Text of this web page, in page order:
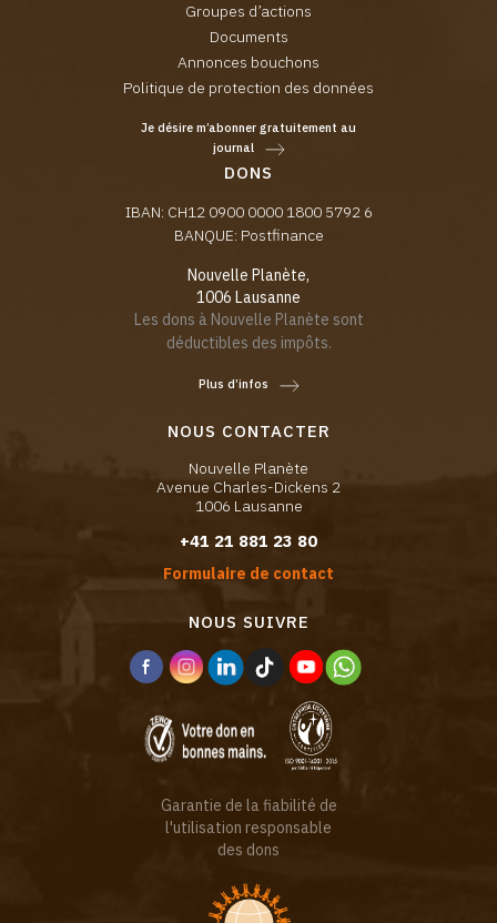
Groupes d’actions
Documents
Annonces bouchons
Politique de protection des données
Je désire m’abonner gratuitement au
journal
DONS
IBAN: CH12 0900 0000 1800 5792 6
BANQUE: Postfinance
Nouvelle Planète,
1006 Lausanne
Les dons à Nouvelle Planète sont
déductibles des impôts.
Plus d’infos
NOUS CONTACTER
Nouvelle Planète
Avenue Charles-Dickens 2
1006 Lausanne
+41 21 881 23 80
Formulaire de contact
NOUS SUIVRE
Garantie de la fiabilité de
l'utilisation responsable
des dons